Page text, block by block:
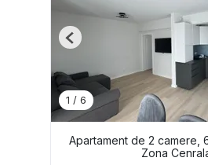
1 / 6
Previous
Apartament de 2 camere,
Zona